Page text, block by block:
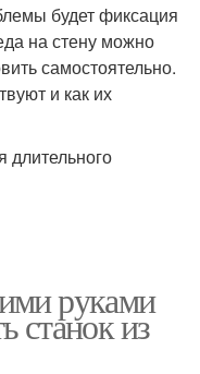
будет фиксация
на стену можно
самостоятельно.
и как их
длительного
руками
станок из